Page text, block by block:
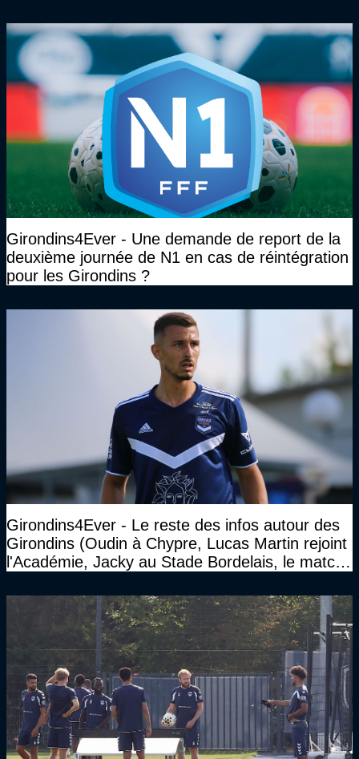
Girondins4Ever - Une demande de report de la
deuxième journée de N1 en cas de réintégration
pour les Girondins ?
Girondins4Ever - Le reste des infos autour des
Girondins (Oudin à Chypre, Lucas Martin rejoint
l'Académie, Jacky au Stade Bordelais, le match